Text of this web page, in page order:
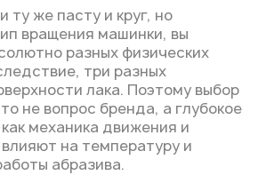
ту же пасту и круг, но
вращения машинки, вы
разных физических
три разных
лака. Поэтому выбор
не вопрос бренда, а глубокое
механика движения и
на температуру и
абразива.